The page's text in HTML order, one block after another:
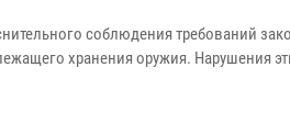
соблюдения требований
хранения оружия. Нарушения